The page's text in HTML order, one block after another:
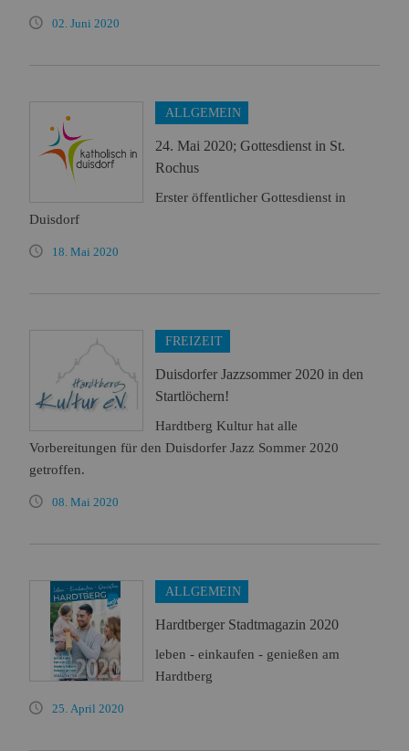
02. Juni 2020
ALLGEMEIN
24. Mai 2020; Gottesdienst in St.
Rochus
Erster öffentlicher Gottesdienst in
Duisdorf
18. Mai 2020
FREIZEIT
Duisdorfer Jazzsommer 2020 in den
Startlöchern!
Hardtberg Kultur hat alle
Vorbereitungen für den Duisdorfer Jazz Sommer 2020
getroffen.
08. Mai 2020
ALLGEMEIN
Hardtberger Stadtmagazin 2020
leben - einkaufen - genießen am
Hardtberg
25. April 2020